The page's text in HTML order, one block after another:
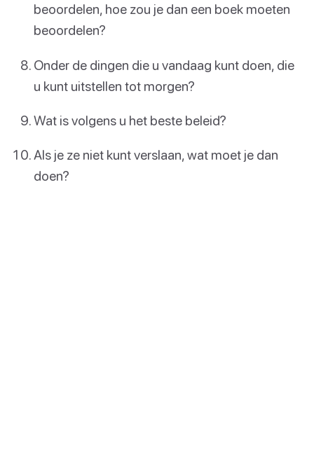
beoordelen, hoe zou je dan een boek moeten
beoordelen?
Onder de dingen die u vandaag kunt doen, die
u kunt uitstellen tot morgen?
Wat is volgens u het beste beleid?
Als je ze niet kunt verslaan, wat moet je dan
doen?